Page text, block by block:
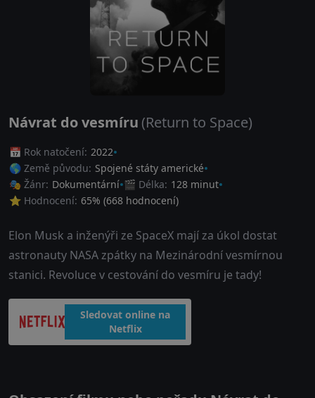
Návrat do vesmíru (Return to Space)
📅 Rok natočení: 2022
🌎 Země původu: Spojené státy americké
🎭 Žánr: Dokumentární 🎬 Délka: 128 minut
⭐ Hodnocení: 65% (668 hodnocení)
Elon Musk a inženýři ze SpaceX mají za úkol dostat
astronauty NASA zpátky na Mezinárodní vesmírnou
stanici. Revoluce v cestování do vesmíru je tady!
Sledovat online na
Netflix